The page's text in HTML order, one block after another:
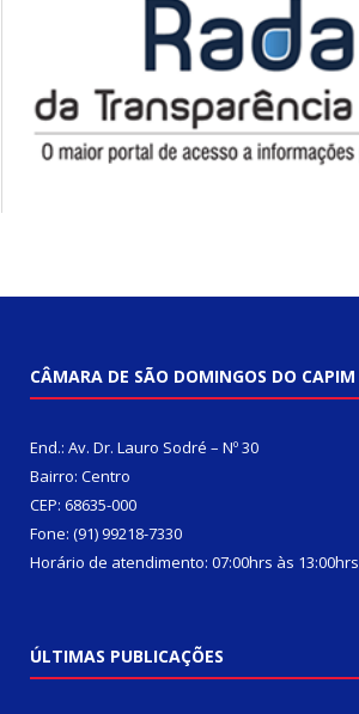
CÂMARA DE SÃO DOMINGOS DO CAPIM
End.: Av. Dr. Lauro Sodré – Nº 30
Bairro: Centro
CEP: 68635-000
Fone: (91) 99218-7330
Horário de atendimento: 07:00hrs às 13:00hrs
ÚLTIMAS PUBLICAÇÕES